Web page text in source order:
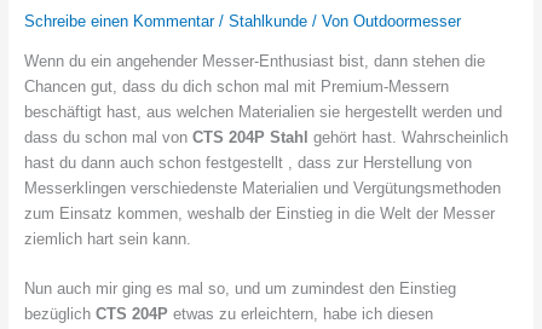
Schreibe einen Kommentar / Stahlkunde/ Von Outdoormesser
Wenn du ein angehender Messer-Enthusiast bist, dann stehen die
Chancen gut, dass du dich schon mal mit Premium-Messern
beschäftigt hast, aus welchen Materialien sie hergestellt werden und
dass du schon mal von CTS 204P Stahl gehört hast. Wahrscheinlich
hast du dann auch schon festgestellt , dass zur Herstellung von
Messerklingen verschiedenste Materialien und Vergütungsmethoden
zum Einsatz kommen, weshalb der Einstieg in die Welt der Messer
ziemlich hart sein kann.
Nun auch mir ging es mal so, und um zumindest den Einstieg
bezüglich CTS 204P etwas zu erleichtern, habe ich diesen